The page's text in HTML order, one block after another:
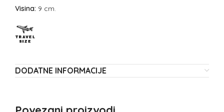
Visina: 9 cm.
DODATNE INFORMACIJE